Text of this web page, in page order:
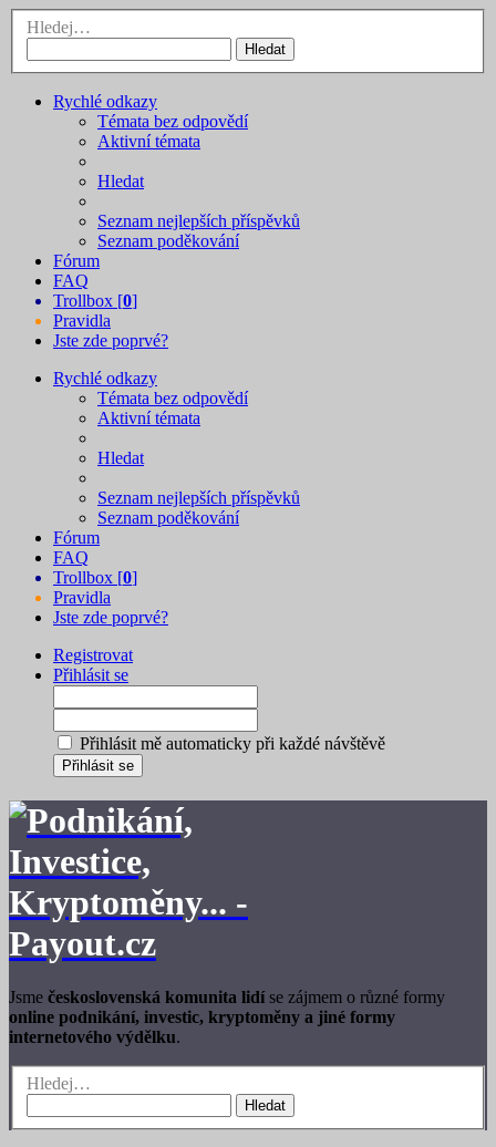
Hledej…
Hledat
Rychlé odkazy
Témata bez odpovědí
Aktivní témata
Hledat
Seznam nejlepších příspěvků
Seznam poděkování
Fórum
FAQ
Trollbox [0]
Pravidla
Jste zde poprvé?
Rychlé odkazy
Témata bez odpovědí
Aktivní témata
Hledat
Seznam nejlepších příspěvků
Seznam poděkování
Fórum
FAQ
Trollbox [0]
Pravidla
Jste zde poprvé?
Registrovat
Přihlásit se
Přihlásit mě automaticky při každé návštěvě
Jsme československá komunita lidíse zájmem o různé formy
online podnikání, investic, kryptoměny a jiné formy
internetového výdělku.
Hledej…
Hledat